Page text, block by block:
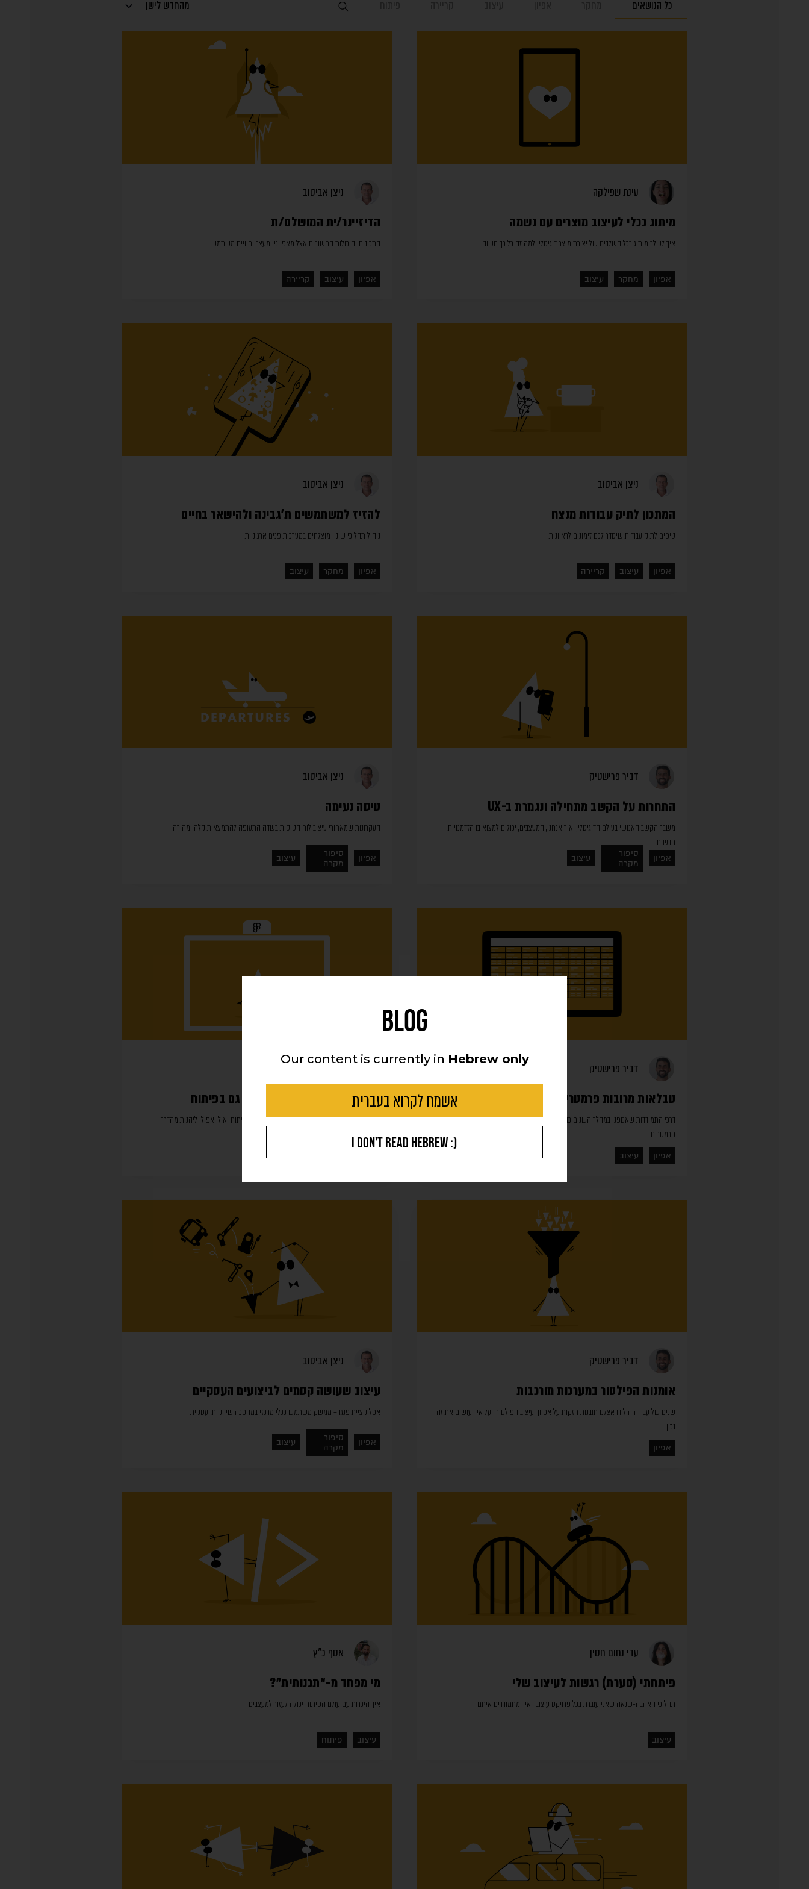
BLOG
Our content is currently in Hebrew only
אשמח לקרוא בעברית
I DON'T READ HEBREW :)
כל הנושאים מהחדש לישן
עינת שפילקה
מיתוג ככלי לעיצוב מוצרים עם נשמה
איך לשלב מיתוג בכל השלבים של יצירת מוצר דיגיטלי ולמה זה כל כך חשוב
אפיון מחקר עיצוב
ניצן אביטוב
הדיזיינר/ית המושלם/ת
התכונות והיכולות החשובות אצל מאפייני ומעצבי חוויית משתמש
אפיון עיצוב קריירה
ניצן אביטוב
המתכון לתיק עבודות מנצח
טיפים לתיק עבודות שיסדר לכם זימונים לראיונות
אפיון עיצוב קריירה
ניצן אביטוב
להזיז למשתמשים ת’גבינה ולהישאר בחיים
ניהול תהליכי שינוי מוצלחים במערכות פנים ארגוניות
אפיון מחקר עיצוב
דביר פרישטיק
התחרות על הקשב מתחילה ונגמרת ב-UX
משבר הקשב האנושי בעולם הדיגיטלי, ואיך אנחנו, המעצבים, יכולים למצוא בו הזדמנויות
חדשות
אפיון
סיפור
מקרה
עיצוב
ניצן אביטוב
טיסה נעימה
העקרונות שמאחורי עיצוב לוח הטיסות בשדה התעופה להתמצאות קלה ומהירה
אפיון
סיפור
מקרה
עיצוב
דביר פרישטיק
טבלאות מרובות פרמטרים – מדריך הישרדות
דרכי התמודדות שאספנו במהלך השנים כדי לצלוח את המשימה המאתגרת: טבלה מרובת
פרמטרים
אפיון עיצוב
מעיין סגל
איך מגיעים לעיצובים מהממים גם בפיתוח
כמה עקרונות שיעזרו למעצבים למקסם את תוצרי הפיתוח ואולי אפילו ליהנות מהדרך
עיצוב פיתוח
דביר פרישטיק
אומנות הפילטור במערכות מורכבות
שנים של עבודה הולידו אצלנו תובנות חזקות על אפיון ועיצוב הפילטור, ועל איך עושים את זה
נכון
אפיון
ניצן אביטוב
עיצוב שעושה קסמים לביצועים העסקיים
אפליקציית פנגו – ממשק משתמש ככלי מרכזי במהפכה שיווקית ועסקית
אפיון
סיפור
מקרה
עיצוב
עדי נחום חסין
פיתחתי (סערת) רגשות לעיצוב שלי
תהליכי האהבה-שנאה שאני עוברת בכל פרויקט עיצוב, ואיך מתמודדים איתם
עיצוב
אסף כ”ץ
מי מפחד מ-“תכנותית”?
איך היכרות עם עולם הפיתוח יכולה לעזור למעצבים
עיצוב פיתוח